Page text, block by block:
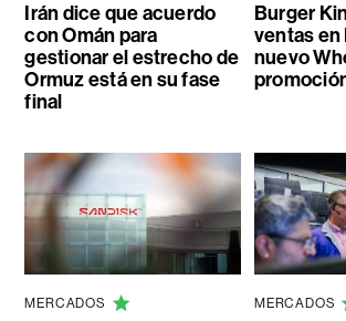
Irán dice que acuerdo
con Omán para
gestionar el estrecho de
Ormuz está en su fase
final
Burger
ventas en
nuevo
MERCADOS MERCADOS